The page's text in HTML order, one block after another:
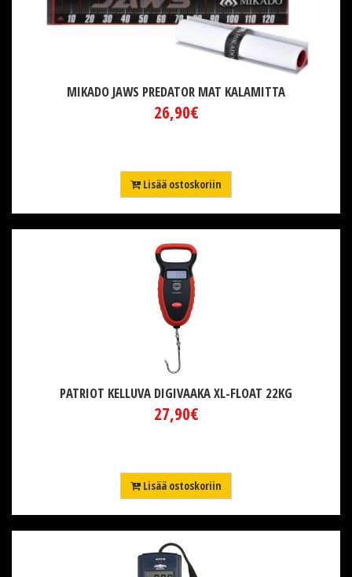
MIKADO JAWS PREDATOR MAT KALAMITTA
26,90€
Lisää ostoskoriin
PATRIOT KELLUVA DIGIVAAKA XL-FLOAT 22KG
27,90€
Lisää ostoskoriin